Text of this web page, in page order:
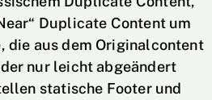
Duplicate Content um
die aus dem Originalcontent
nur leicht abgeändert
statische Footer und